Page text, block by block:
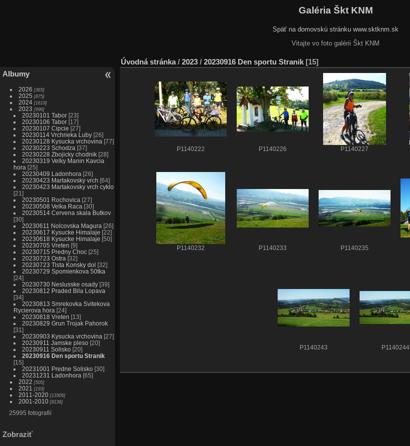
Galéria Škt KNM
Späť na domovskú stránku www.sktknm.sk
Vitajte vo foto galérii Škt KNM
Albumy
2026 365
2025 875
2024 1619
2023 996
20230101 Tabor 23
20230106 Tabor 17
20230107 Cipcie 27
20230114 Vrchrieka Luby 26
20230128 Kysucka vrchovina 77
20230223 Schodza 37
20230228 Zbojicky chodnik 28
20230319 Velky Manin Kavcia
hora 25
20230409 Ladonhora 26
20230423 Martakovsky vrch 64
20230423 Martakovsky vrch cyklo
21
20230501 Rochovica 27
20230508 Velka Raca 30
20230514 Cervena skala Butkov
30
20230611 Nolcovska Magura 26
20230617 Kysucke Himalaje 22
20230618 Kysucke Himalaje 50
20230705 Vreten 9
20230715 Predny Choc 25
20230723 Ostra 32
20230723 Tlsta Konsky dol
32
20230729 Spomienkova 50tka
24
20230730 Neslusske osady 39
20230812 Praded Bila Lopava
34
20230813 Smrekovka Svitekova
Rycierova hora 24
20230818 Vreten 13
20230829 Grun Trojak Pahorok
31
20230903 Kysucka vrchovina 27
20230911 Jamske pleso 20
20230911 Solisko 20
20230916 Den sportu Stranik
15
20231001 Predne Solisko 30
20231231 Ladonhora 65
2022 505
2021 193
2011-2020 13306
2001-2010 8136
25995 fotografií
Zobraziť
Úvodná stránka/ 2023 / 20230916 Den sportu Stranik 15
P1140222 P1140226 P1140227
P1140232 P1140233 P1140235
P1140243 P1140244